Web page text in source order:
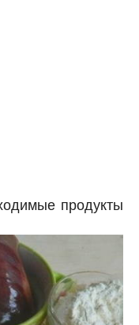
продукты